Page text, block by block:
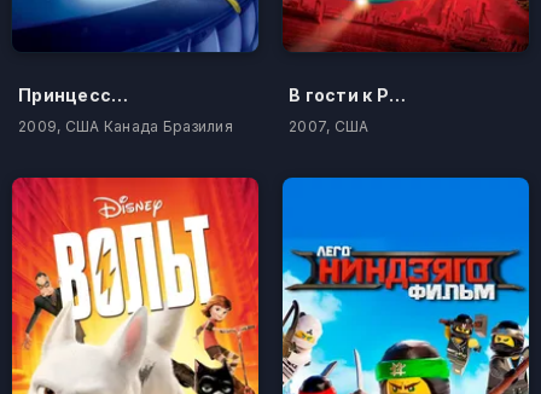
Принцесса и лягушка
2009, США Канада Бразилия
В гости к Робинсонам
2007, США